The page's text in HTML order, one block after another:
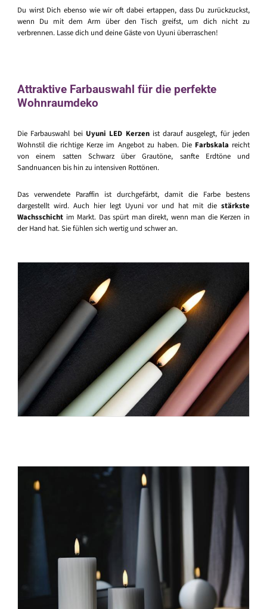
Du wirst Dich ebenso wie wir oft dabei ertappen, dass Du zurückzuckst,
wenn Du mit dem Arm über den Tisch greifst, um dich nicht zu
verbrennen. Lasse dich und deine Gäste von Uyuni überraschen!
Attraktive Farbauswahl für die perfekte
Wohnraumdeko
Die Farbauswahl bei Uyuni LED Kerzenist darauf ausgelegt, für jeden
Wohnstil die richtige Kerze im Angebot zu haben. Die Farbskala reicht
von einem satten Schwarz über Grautöne, sanfte Erdtöne und
Sandnuancen bis hin zu intensiven Rottönen.
Das verwendete Paraffin ist durchgefärbt, damit die Farbe bestens
dargestellt wird. Auch hier legt Uyuni vor und hat mit die stärkste
Wachsschicht im Markt. Das spürt man direkt, wenn man die Kerzen in
der Hand hat. Sie fühlen sich wertig und schwer an.